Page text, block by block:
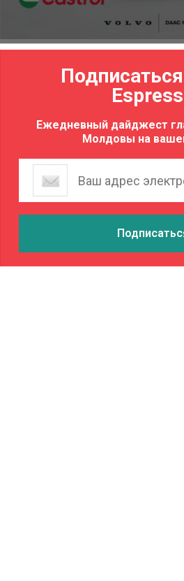
Ежедневный дайджест
Молдовы на